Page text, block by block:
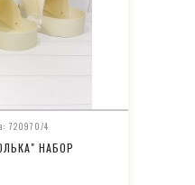
720970/4
НАБОР